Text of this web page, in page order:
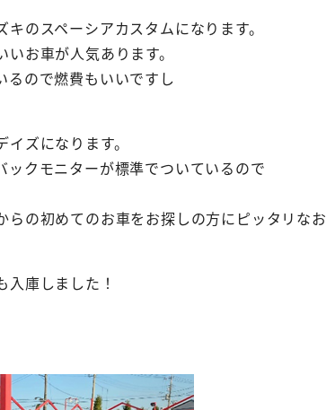
のスペーシアカスタムになります。
お車が人気あります。
るので燃費もいいですし
ズになります。
クモニターが標準でついているので
の初めてのお車をお探しの方にピッタリなお
庫しました！